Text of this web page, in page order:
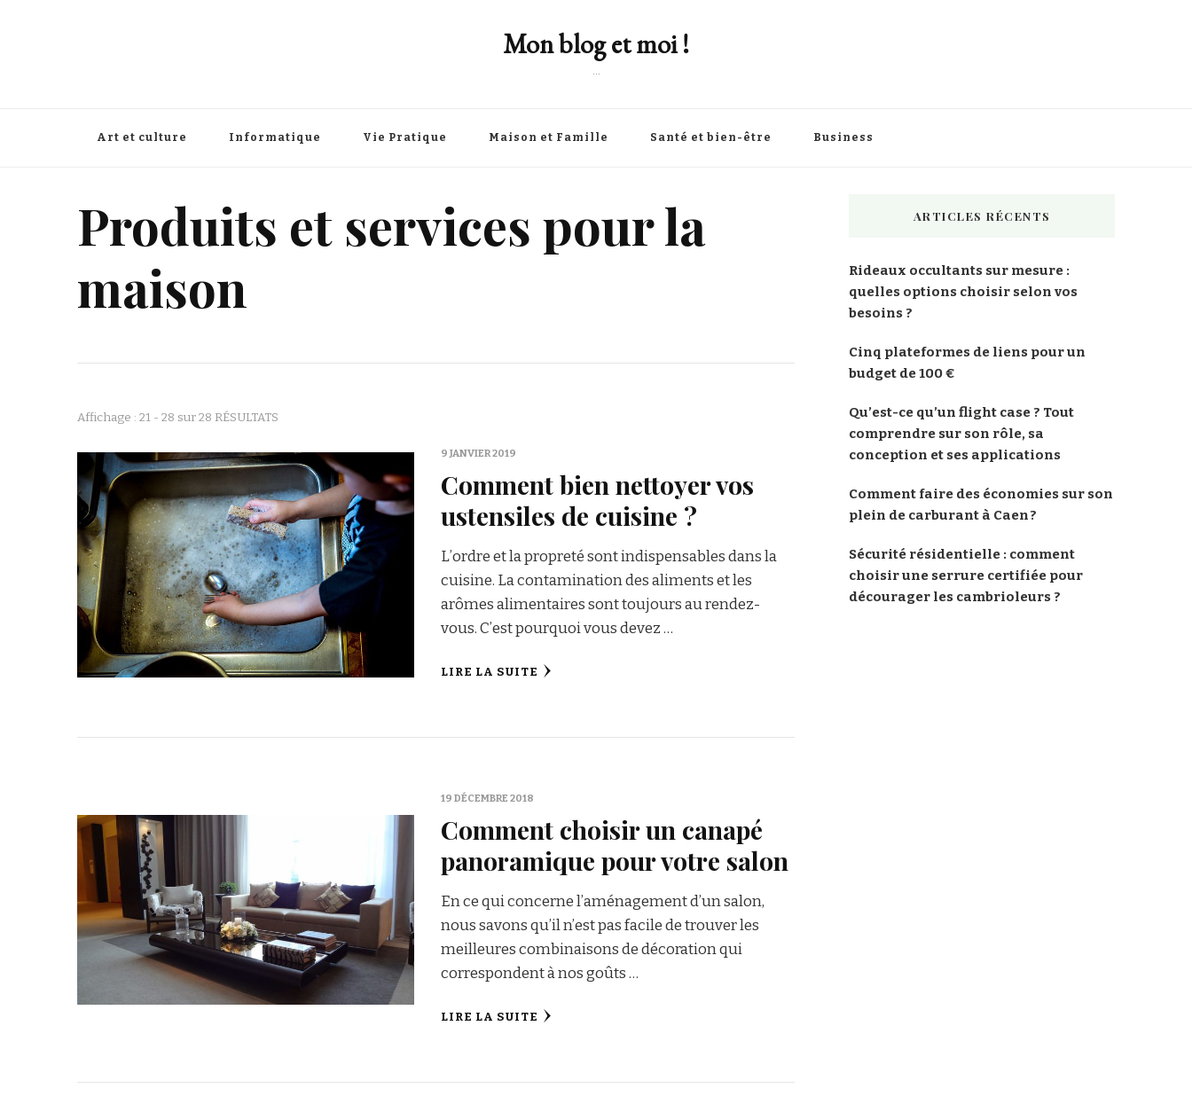
Mon blog et moi !
…
Art et culture Informatique Vie Pratique Maison et Famille Santé et bien-être Business
Produits et services pour la
maison
Affichage : 21 - 28 sur 28 RÉSULTATS
9 JANVIER 2019
Comment bien nettoyer vos
ustensiles de cuisine ?
L’ordre et la propreté sont indispensables dans la
cuisine. La contamination des aliments et les
arômes alimentaires sont toujours au rendez-
vous. C’est pourquoi vous devez …
LIRE LA SUITE
19 DÉCEMBRE 2018
Comment choisir un canapé
panoramique pour votre salon
En ce qui concerne l’aménagement d’un salon,
nous savons qu’il n’est pas facile de trouver les
meilleures combinaisons de décoration qui
correspondent à nos goûts …
LIRE LA SUITE
ARTICLES RÉCENTS
Rideaux occultants sur mesure :
quelles options choisir selon vos
besoins ?
Cinq plateformes de liens pour un
budget de 100 €
Qu’est-ce qu’un flight case ? Tout
comprendre sur son rôle, sa
conception et ses applications
Comment faire des économies sur son
plein de carburant à Caen ?
Sécurité résidentielle : comment
choisir une serrure certifiée pour
décourager les cambrioleurs ?